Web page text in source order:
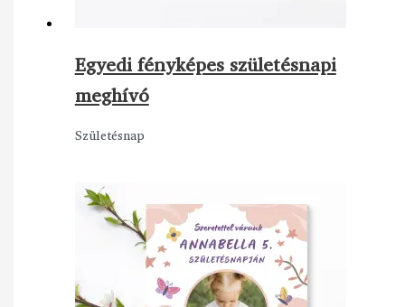
Egyedi fényképes születésnapi
meghívó
Születésnap